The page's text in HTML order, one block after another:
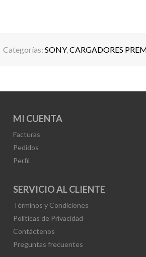
Categorías: SONY,CARGADORES
MI CUENTA
Facturas
Pedidos
Perfil
SERVICIO AL CLIENTE
Términos y Condiciones
Políticas de Privacidad
Contáctenos
Preguntas frecuentes